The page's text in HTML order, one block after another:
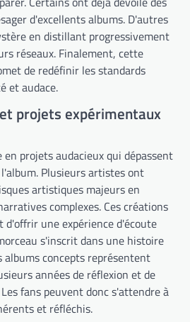
d'excellents albums. D'autres
en distillant progressivement
réseaux. Finalement, cette
de redéfinir les standards
et audace.
projets expérimentaux
en projets audacieux qui dépassent
Plusieurs artistes ont
artistiques majeurs en
complexes. Ces créations
une expérience d'écoute
s'inscrit dans une histoire
albums concepts représentent
années de réflexion et de
fans peuvent donc s'attendre à
et réfléchis.